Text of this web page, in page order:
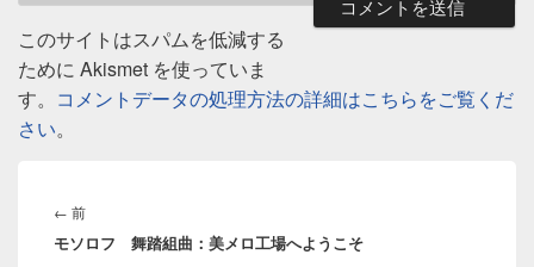
このサイトはスパムを低減する
ために Akismet を使っていま
す。 コメントデータの処理方法の詳細はこちらをご覧くだ
さい。
稿
ナ
← 前前
の
モソロフ 舞踏組曲：美メロ工場へようこそ